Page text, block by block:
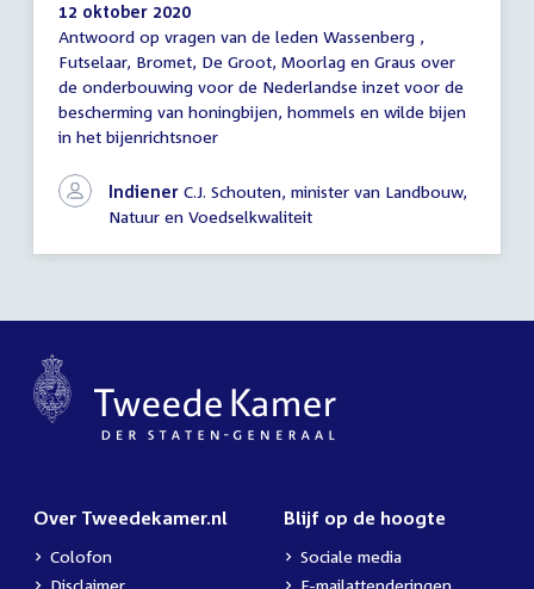
Antwoord
schriftelijke
vragen
12 oktober 2020
Antwoord op vragen van de leden Wassenberg ,
Futselaar, Bromet, De Groot, Moorlag en Graus over
de onderbouwing voor de Nederlandse inzet voor de
bescherming van honingbijen, hommels en wilde bijen
in het bijenrichtsnoer
Indiener C.J. Schouten, minister van Landbouw,
Natuur en Voedselkwaliteit
Over Tweedekamer.nl
Colofon
Disclaimer
Blijf op de hoogte
Sociale media
E-mailattenderingen